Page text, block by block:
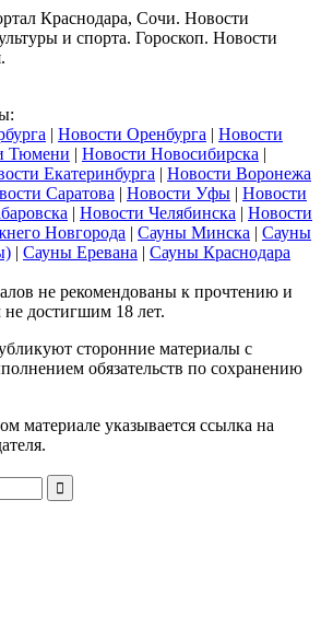
Краснодара, Сочи. Новости
и спорта. Гороскоп. Новости
| Новости Оренбурга | Новости
Тюмени | Новости Новосибирска |
Екатеринбурга | Новости Воронежа
Саратова | Новости Уфы | Новости
| Новости Челябинска | Новости
Новгорода | Сауны Минска | Сауны
| Сауны Еревана | Сауны Краснодара
не рекомендованы к прочтению и
достигшим 18 лет.
сторонние материалы с
обязательств по сохранению
материале указывается ссылка на